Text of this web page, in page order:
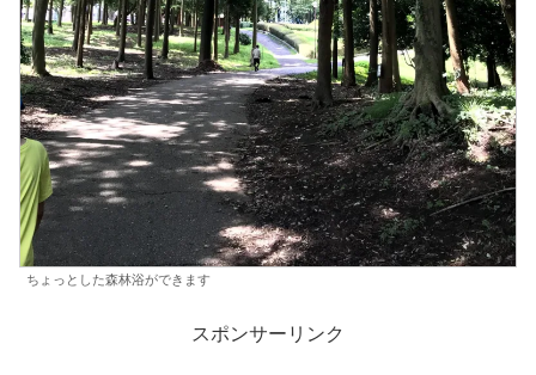
ちょっとした森林浴ができます
スポンサーリンク